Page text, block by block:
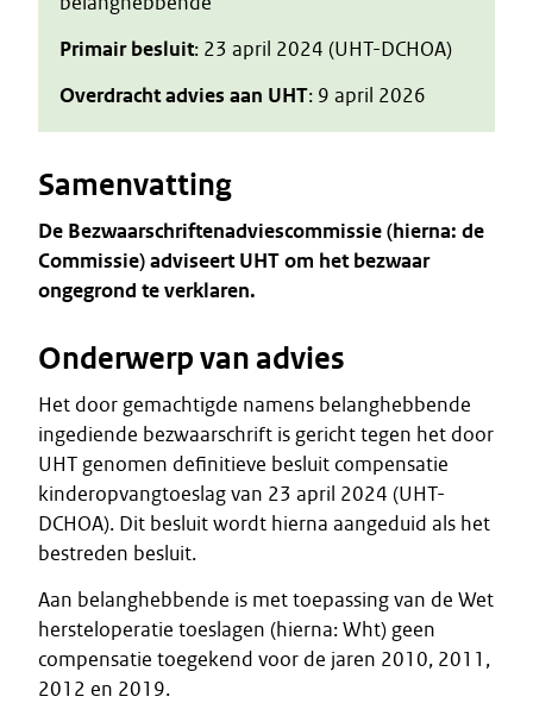
Primair besluit: 23 april 2024 (UHT-DCHOA)
Overdracht advies aan UHT: 9 april 2026
Samenvatting
De Bezwaarschriftenadviescommissie (hierna: de
Commissie) adviseert UHT om het bezwaar
ongegrond te verklaren.
Onderwerp van advies
Het door gemachtigde namens belanghebbende
ingediende bezwaarschrift is gericht tegen het door
UHT genomen definitieve besluit compensatie
kinderopvangtoeslag van 23 april 2024 (UHT-
DCHOA). Dit besluit wordt hierna aangeduid als het
bestreden besluit.
Aan belanghebbende is met toepassing van de Wet
hersteloperatie toeslagen (hierna: Wht) geen
compensatie toegekend voor de jaren 2010, 2011,
2012 en 2019.